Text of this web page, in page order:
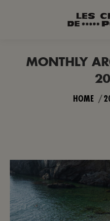
MONTHLY
You are
HOME